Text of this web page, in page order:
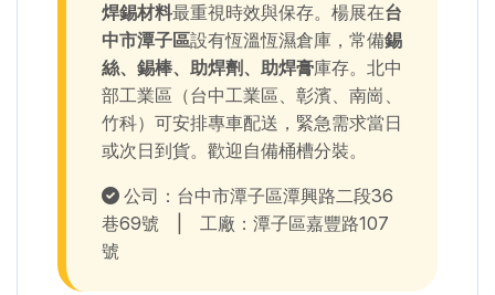
焊錫材料最重視時效與保存。楊展在台
中市潭子區設有恆溫恆濕倉庫，常備錫
絲、錫棒、助焊劑、助焊膏庫存。北中
部工業區（台中工業區、彰濱、南崗、
竹科）可安排專車配送，緊急需求當日
或次日到貨。歡迎自備桶槽分裝。
公司：台中市潭子區潭興路二段36
巷69號 | 工廠：潭子區嘉豐路107
號